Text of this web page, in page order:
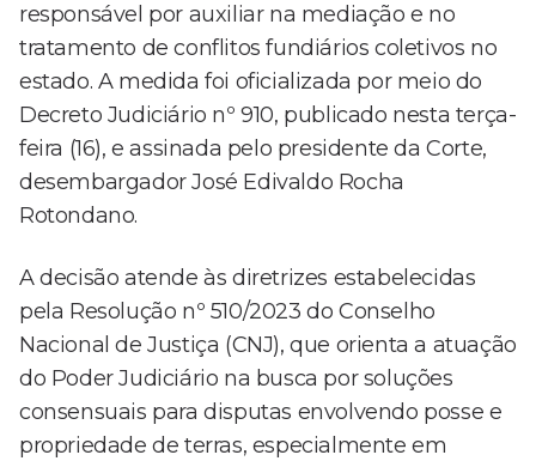
responsável por auxiliar na mediação e no
tratamento de conflitos fundiários coletivos no
estado. A medida foi oficializada por meio do
Decreto Judiciário nº 910, publicado nesta terça-
feira (16), e assinada pelo presidente da Corte,
desembargador José Edivaldo Rocha
Rotondano.
A decisão atende às diretrizes estabelecidas
pela Resolução nº 510/2023 do Conselho
Nacional de Justiça (CNJ), que orienta a atuação
do Poder Judiciário na busca por soluções
consensuais para disputas envolvendo posse e
propriedade de terras, especialmente em